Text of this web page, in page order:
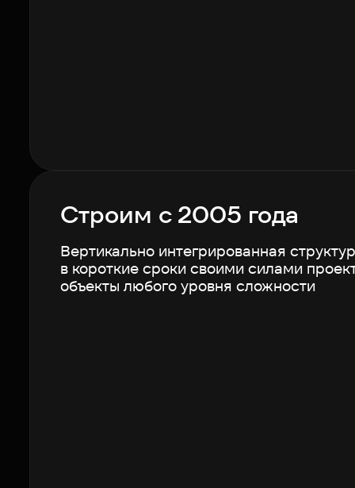
Строим с 2005 года
Вертикально интегрированная
в короткие сроки своими силами
объекты любого уровня сложности